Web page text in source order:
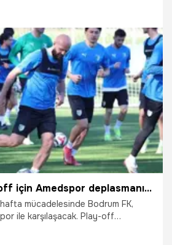
Bodrum FK play-off için Amedspor deplasmanında avantaj peşinde
mücadelesinde Bodrum FK,
ile karşılaşacak. Play-off